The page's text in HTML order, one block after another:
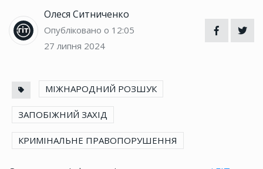
Олеся Ситниченко
Опубліковано о 12:05
27 липня 2024
МІЖНАРОДНИЙ РОЗШУК
ЗАПОБІЖНИЙ ЗАХІД
КРИМІНАЛЬНЕ ПРАВОПОРУШЕННЯ